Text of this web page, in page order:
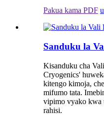
Pakua kama PDF
Sanduku la
Kisanduku cha
Cryogenics'
kitengo kimoja,
mifumo tata.
vipimo vyako kwa
rahisi.